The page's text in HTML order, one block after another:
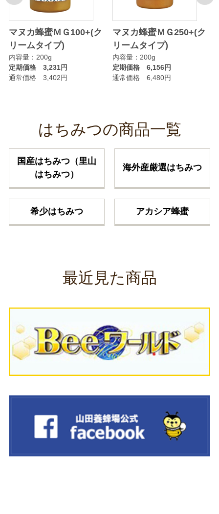
マヌカ蜂蜜ＭＧ100+(ク
リームタイプ)
内容量：200g
定期価格 3,231円
通常価格 3,402円
マヌカ蜂蜜ＭＧ250+(ク
リームタイプ)
内容量：200g
定期価格 6,156円
通常価格 6,480円
はちみつの商品一覧
国産はちみつ（里山
はちみつ）
海外産厳選はちみつ
希少はちみつ アカシア蜂蜜
最近見た商品